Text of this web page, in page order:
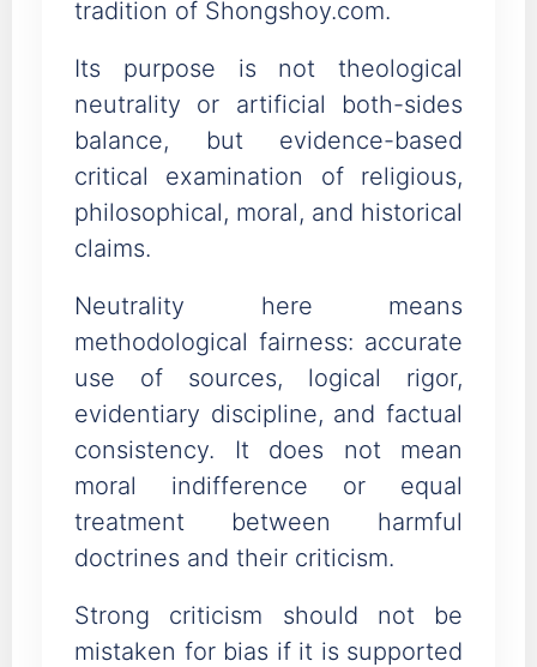
tradition of Shongshoy.com.
Its purpose is not theological
neutrality or artificial both-sides
balance, but evidence-based
critical examination of religious,
philosophical, moral, and historical
claims.
Neutrality here means
methodological fairness: accurate
use of sources, logical rigor,
evidentiary discipline, and factual
consistency. It does not mean
moral indifference or equal
treatment between harmful
doctrines and their criticism.
Strong criticism should not be
mistaken for bias if it is supported